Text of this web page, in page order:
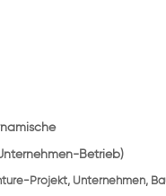
Betrieb)
Projekt, Unternehmen,